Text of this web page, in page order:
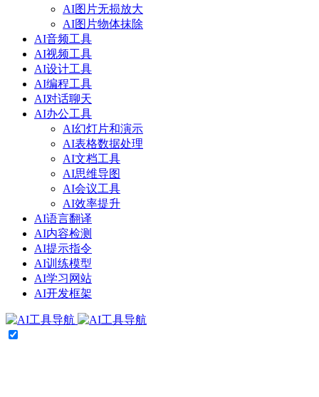
AI图片无损放大
AI图片物体抹除
AI音频工具
AI视频工具
AI设计工具
AI编程工具
AI对话聊天
AI办公工具
AI幻灯片和演示
AI表格数据处理
AI文档工具
AI思维导图
AI会议工具
AI效率提升
AI语言翻译
AI内容检测
AI提示指令
AI训练模型
AI学习网站
AI开发框架